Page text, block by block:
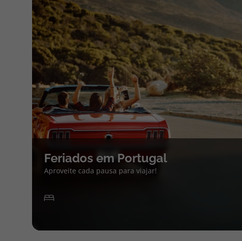
Feriados em Portugal
Aproveite cada pausa para viajar!